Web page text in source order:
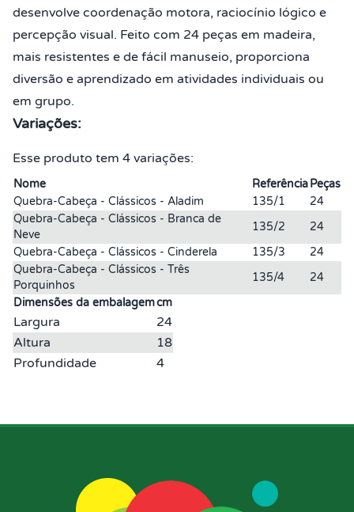
desenvolve coordenação motora, raciocínio lógico e
percepção visual. Feito com 24 peças em madeira,
mais resistentes e de fácil manuseio, proporciona
diversão e aprendizado em atividades individuais ou
em grupo.
Variações:
Esse produto tem 4 variações:
Nome ReferênciaPeças
Quebra-Cabeça - Clássicos - Aladim
135/1
24
Quebra-Cabeça - Clássicos - Branca de
Neve
135/2
24
Quebra-Cabeça - Clássicos - Cinderela
135/3
24
Quebra-Cabeça - Clássicos - Três
Porquinhos
135/4
24
Dimensões da embalagemcm
Largura
24
Altura
18
Profundidade
4